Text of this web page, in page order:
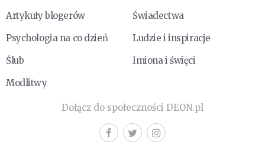
Artykuły blogerów
Świadectwa
Psychologia na co dzień
Ludzie i inspiracje
Ślub
Imiona i święci
Modlitwy
Dołącz do społeczności DEON.pl